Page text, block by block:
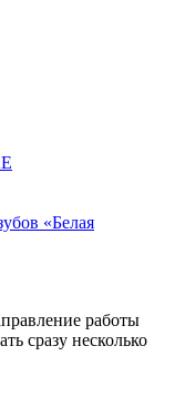
«Белая
работы
сразу несколько